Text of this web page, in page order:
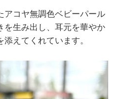
アコヤ無調色ベビーパール
を生み出し、耳元を華やか
えてくれています。